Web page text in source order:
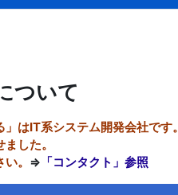
ン
ついて
はIT系システム開発会社です。
した。
。 ⇒ 「コンタクト」参照